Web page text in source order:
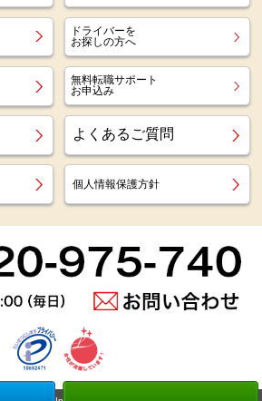
ドライバーを
お探しの方へ
無料転職サポート
お申込み
よくあるご質問
個人情報保護方針